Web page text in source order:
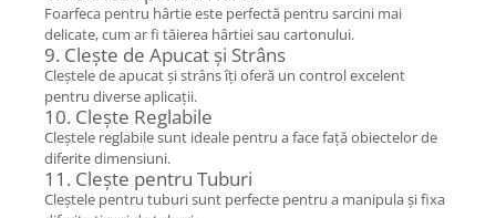
Foarfeca pentru hârtie este perfectă pentru sarcini mai
delicate, cum ar fi tăierea hârtiei sau cartonului.
9. Clește de Apucat și Strâns
Cleștele de apucat și strâns îți oferă un control excelent
pentru diverse aplicații.
10. Clește Reglabile
Cleștele reglabile sunt ideale pentru a face față obiectelor de
diferite dimensiuni.
11. Clește pentru Tuburi
Cleștele pentru tuburi sunt perfecte pentru a manipula și fixa